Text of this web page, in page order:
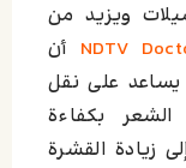
ويزيد من
NDTV أن
يساعد على نقل
الشعر بكفاءة
زيادة القشرة